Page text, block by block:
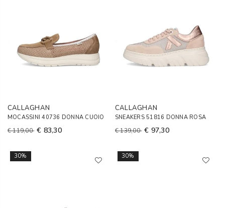
CALLAGHAN
MOCASSINI 40736 DONNA CUOIO
€ 119,00 € 83,30
CALLAGHAN
SNEAKERS 51816 DONNA ROSA
€ 139,00 € 97,30
30% 30%